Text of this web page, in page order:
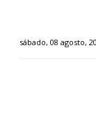
sábado, 08 agosto,